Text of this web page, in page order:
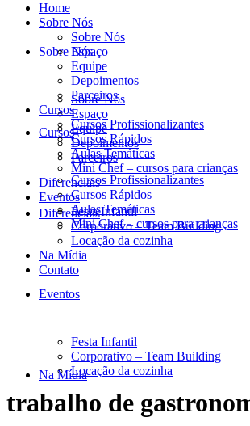
Sobre Nós
Sobre Nós
Espaço
Equipe
Depoimentos
Parceiros
Cursos
Cursos Profissionalizantes
Cursos Rápidos
Aulas Temáticas
Mini Chef – cursos para crianças
Diferenciais
Eventos
Festa Infantil
Corporativo – Team Building
Locação da cozinha
Na Mídia
Home
Sobre Nós
Sobre Nós
Espaço
Equipe
Depoimentos
Parceiros
Cursos
Cursos Profissionalizantes
Cursos Rápidos
Aulas Temáticas
Mini Chef – cursos para crianças
Diferenciais
Eventos
Festa Infantil
Corporativo – Team Building
Locação da cozinha
Na Mídia
Contato
trabalho de